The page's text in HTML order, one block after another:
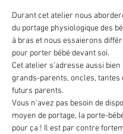
Durant cet atelier nous
du portage physiologique des
à bras et nous essaierons
pour porter bébé devant soi.
Cet atelier s’adresse aussi
grands-parents, oncles, tantes
futurs parents.
Vous n’avez pas besoin de
moyen de portage, la porte-
pour ça ! Il est par contre